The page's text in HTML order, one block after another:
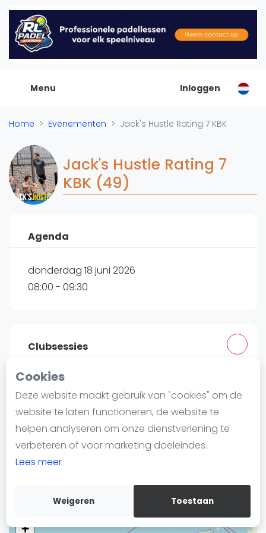
Cookies
Deze website maakt gebruik van "cookies" om de
website te laten functioneren, de website te
helpen analyseren om onze dienstverlening te
verbeteren of voor marketing doeleindes.
Lees meer
Weigeren Toestaan
Menu
De Padel Gids
Alle padel locaties
Padelwinkels
Organisatie
Banenbouwers
Overige categorien
Reserveringssystemen
Padelscholen
Toevoegen data
Padel
Nieuws
Blog artikelen
Overige
Informatie
Over ons
Contact
Adverteren
Insights
WhatsApp
Join WhatsApp Community
Inloggen
Home Evenementen Jack's Hustle Rating 7 KBK
Jack's Hustle Rating 7
KBK (49)
Agenda
donderdag 18 juni 2026
08:00 - 09:30
Clubsessies
Peakz Padel Amsterdam
Kauwgomballenkwartier | Amsterdam
Willem Fenengastraat 3
1096 BNAmsterdam
Routebeschrijving
peakzpadel.nl
+